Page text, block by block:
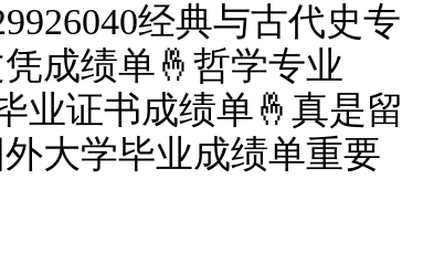
经典与古代史专
成绩单🤞哲学专业
业证书成绩单🤞真是留
大学毕业成绩单重要